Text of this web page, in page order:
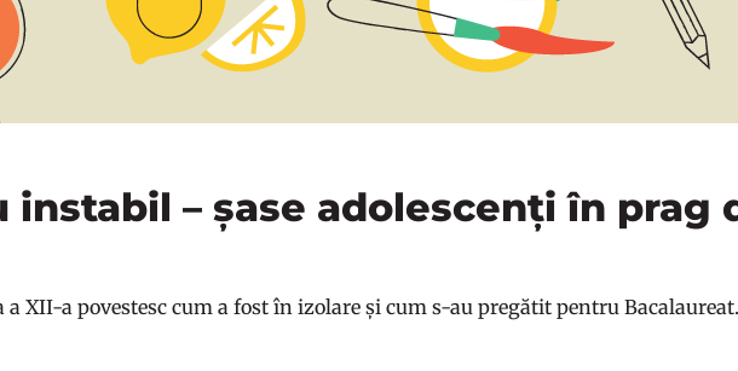
instabil – șase adolescenți în prag
a XII-a povestesc cum a fost în izolare și cum s-au pregătit pentru Bacalaureat.